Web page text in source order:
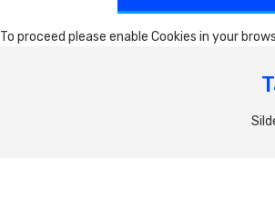
To proceed please enable Cookies in your